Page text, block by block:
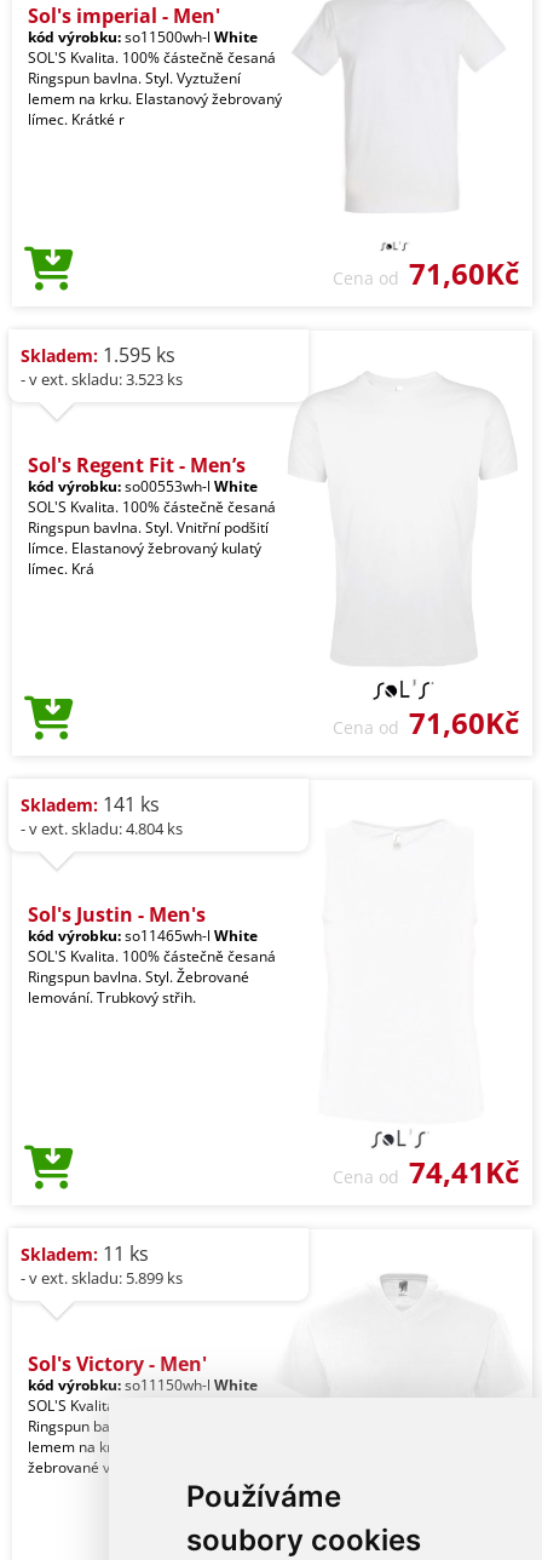
Používáme
soubory cookies
Sol's imperial - Men'
kód výrobku:so11500wh-l White
SOL'S Kvalita. 100% částečně česaná
Ringspun bavlna. Styl. Vyztužení
lemem na krku. Elastanový žebrovaný
límec. Krátké r
Cena od 71,60Kč
Skladem: 1.595 ks
- v ext. skladu: 3.523 ks
Sol's Regent Fit - Men’s
kód výrobku:so00553wh-l White
SOL'S Kvalita. 100% částečně česaná
Ringspun bavlna. Styl. Vnitřní podšití
límce. Elastanový žebrovaný kulatý
límec. Krá
Cena od 71,60Kč
Skladem: 141 ks
- v ext. skladu: 4.804 ks
Sol's Justin - Men's
kód výrobku:so11465wh-l White
SOL'S Kvalita. 100% částečně česaná
Ringspun bavlna. Styl. Žebrované
lemování. Trubkový střih.
Cena od 74,41Kč
Skladem: 11 ks
- v ext. skladu: 5.899 ks
Sol's Victory - Men'
kód výrobku:so11150wh-l White
SOL'S Kvalita. 100% částečně česaná
Ringspun bavlna. Styl. Vyztužení
lemem na krku. Krátké rukávy. 2
žebrované výztuhy u